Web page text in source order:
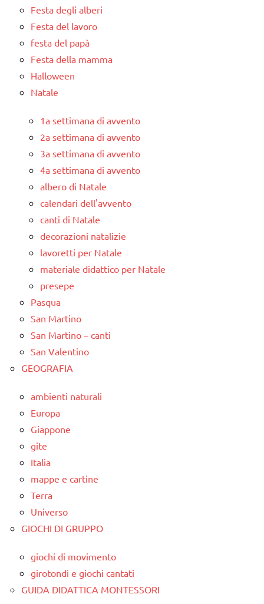
Festa degli alberi
Festa del lavoro
festa del papà
Festa della mamma
Halloween
Natale
1a settimana di avvento
2a settimana di avvento
3a settimana di avvento
4a settimana di avvento
albero di Natale
calendari dell'avvento
canti di Natale
decorazioni natalizie
lavoretti per Natale
materiale didattico per Natale
presepe
Pasqua
San Martino
San Martino – canti
San Valentino
GEOGRAFIA
ambienti naturali
Europa
Giappone
gite
Italia
mappe e cartine
Terra
Universo
GIOCHI DI GRUPPO
giochi di movimento
girotondi e giochi cantati
GUIDA DIDATTICA MONTESSORI